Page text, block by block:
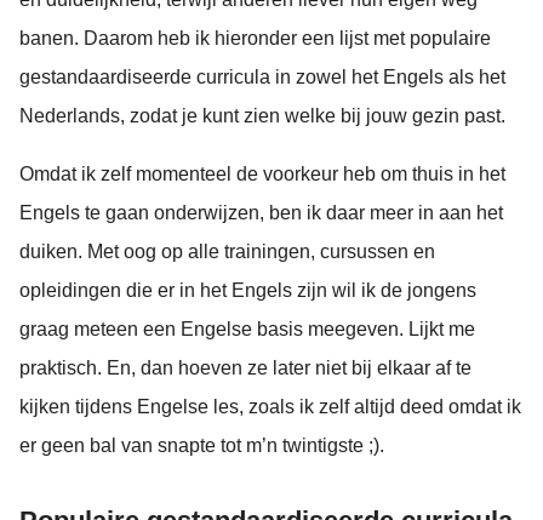
banen. Daarom heb ik hieronder een lijst met populaire
gestandaardiseerde curricula in zowel het Engels als het
Nederlands, zodat je kunt zien welke bij jouw gezin past.
Omdat ik zelf momenteel de voorkeur heb om thuis in het
Engels te gaan onderwijzen, ben ik daar meer in aan het
duiken. Met oog op alle trainingen, cursussen en
opleidingen die er in het Engels zijn wil ik de jongens
graag meteen een Engelse basis meegeven. Lijkt me
praktisch. En, dan hoeven ze later niet bij elkaar af te
kijken tijdens Engelse les, zoals ik zelf altijd deed omdat ik
er geen bal van snapte tot m’n twintigste ;).